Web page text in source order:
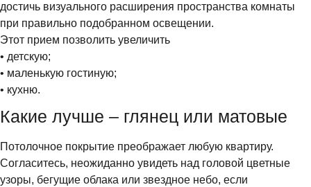
достичь визуального расширения пространства комнаты
при правильно подобранном освещении.
Этот прием позволить увеличить
• детскую;
• маленькую гостиную;
• кухню.
Какие лучше – глянец или матовые
Потолочное покрытие преображает любую квартиру.
Согласитесь, неожиданно увидеть над головой цветные
узоры, бегущие облака или звездное небо, если